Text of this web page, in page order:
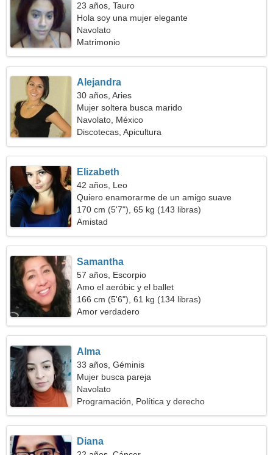
23 años, Tauro
Hola soy una mujer elegante
Navolato
Matrimonio
Alejandra
30 años, Aries
Mujer soltera busca marido
Navolato, México
Discotecas, Apicultura
Elizabeth
42 años, Leo
Quiero enamorarme de un amigo suave
170 cm (5'7"), 65 kg (143 libras)
Amistad
Samantha
57 años, Escorpio
Amo el aeróbic y el ballet
166 cm (5'6"), 61 kg (134 libras)
Amor verdadero
Alma
33 años, Géminis
Mujer busca pareja
Navolato
Programación, Política y derecho
Diana